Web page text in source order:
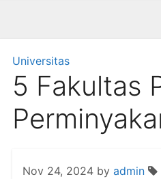
Universitas
5 Fakultas
Nov 24, 2024 by admin